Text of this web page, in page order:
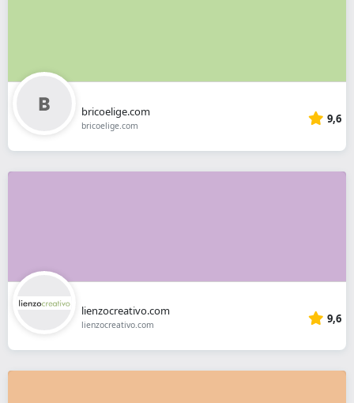
bricoelige.com
bricoelige.com 9,6
lienzocreativo.com
lienzocreativo.com 9,6